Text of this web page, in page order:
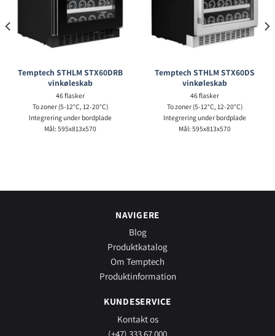
Temptech STHLM STX60DRB
vinkøleskab
46 flasker
To zoner (5-12°C, 12-20°C)
Integrering under bordplade
Mål: 595x813x570
Temptech STHLM STX60DS
vinkøleskab
46 flasker
To zoner (5-12°C, 12-20°C)
Integrering under bordplade
Mål: 595x813x570
NAVIGERE
Blog
Produktkatalog
Om Temptech
Produktinformation
KUNDESERVICE
Kontakt os
(+47) 333 67 000